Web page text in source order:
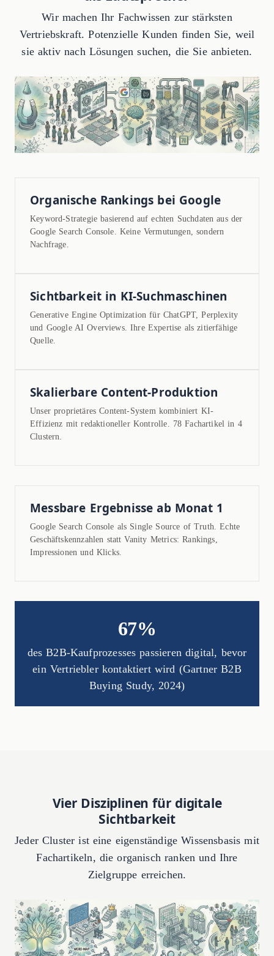
Wir machen Ihr Fachwissen zur stärksten
Vertriebskraft. Potenzielle Kunden finden Sie, weil
sie aktiv nach Lösungen suchen, die Sie anbieten.
Organische Rankings bei Google
Keyword-Strategie basierend auf echten Suchdaten aus der
Google Search Console. Keine Vermutungen, sondern
Nachfrage.
Sichtbarkeit in KI-Suchmaschinen
Generative Engine Optimization für ChatGPT, Perplexity
und Google AI Overviews. Ihre Expertise als zitierfähige
Quelle.
Skalierbare Content-Produktion
Unser proprietäres Content-System kombiniert KI-
Effizienz mit redaktioneller Kontrolle. 78 Fachartikel in 4
Clustern.
Messbare Ergebnisse ab Monat 1
Google Search Console als Single Source of Truth. Echte
Geschäftskennzahlen statt Vanity Metrics: Rankings,
Impressionen und Klicks.
67%
des B2B-Kaufprozesses passieren digital, bevor
ein Vertriebler kontaktiert wird (Gartner B2B
Buying Study, 2024)
Vier Disziplinen für digitale
Sichtbarkeit
Jeder Cluster ist eine eigenständige Wissensbasis mit
Fachartikeln, die organisch ranken und Ihre
Zielgruppe erreichen.